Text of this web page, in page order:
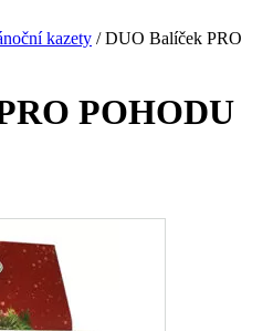
kazety /DUO Balíček PRO
POHODU